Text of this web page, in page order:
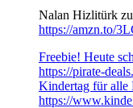
Nalan Hizlitürk zu
https://amzn.to/
Freebie! Heute
https://pirate-
Kindertag für alle
https://